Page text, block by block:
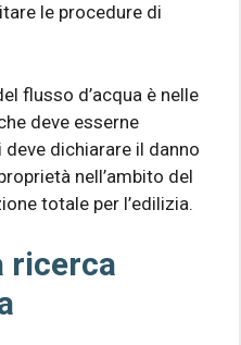
le procedure di
flusso d’acqua è nelle
deve esserne
dichiarare il danno
nell’ambito del
totale per l’edilizia.
ricerca